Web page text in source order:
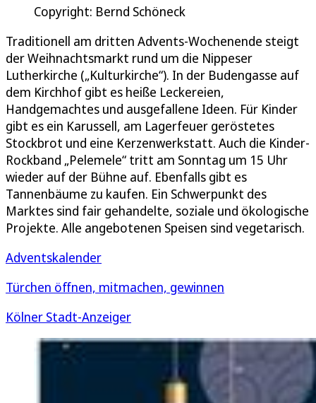
Copyright: Bernd Schöneck
Traditionell am dritten Advents-Wochenende steigt
der Weihnachtsmarkt rund um die Nippeser
Lutherkirche („Kulturkirche“). In der Budengasse auf
dem Kirchhof gibt es heiße Leckereien,
Handgemachtes und ausgefallene Ideen. Für Kinder
gibt es ein Karussell, am Lagerfeuer geröstetes
Stockbrot und eine Kerzenwerkstatt. Auch die Kinder-
Rockband „Pelemele“ tritt am Sonntag um 15 Uhr
wieder auf der Bühne auf. Ebenfalls gibt es
Tannenbäume zu kaufen. Ein Schwerpunkt des
Marktes sind fair gehandelte, soziale und ökologische
Projekte. Alle angebotenen Speisen sind vegetarisch.
Adventskalender
Türchen öffnen, mitmachen, gewinnen
Kölner Stadt-Anzeiger